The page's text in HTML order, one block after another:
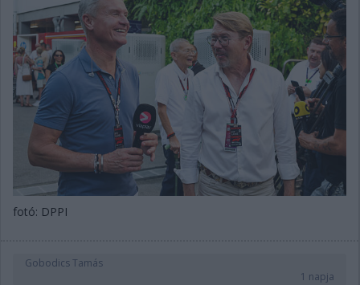
fotó: DPPI
Gobodics Tamás
1 napja